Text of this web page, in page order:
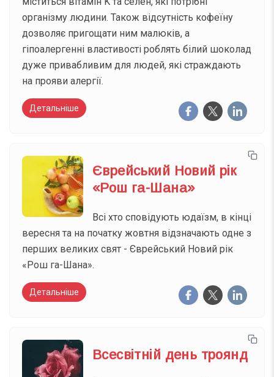
організму людини. Також відсутність кофеїну
дозволяє пригощати ним малюків, а
гіпоалергенні властивості роблять білий шоколад
дуже привабливим для людей, які страждають
на прояви алергії.
Детальніше
Єврейський Новий рік
«Рош га-Шана»
Всі хто сповідують юдаїзм, в кінці
вересня та на початку жовтня відзначають одне з
перших великих свят - Єврейський Новий рік
«Рош га-Шана».
Детальніше
Всесвітній день троянд